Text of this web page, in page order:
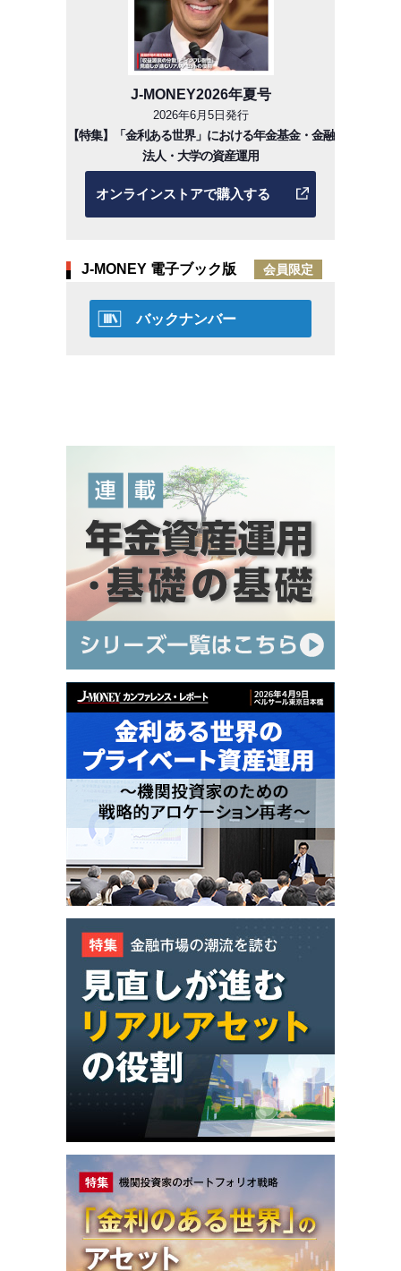
J-MONEY2026年夏号
2026年6月5日発行
【特集】「金利ある世界」における年金基金・金融
法人・大学の資産運用
オンラインストアで購入する
J-MONEY 電子ブック版 会員限定
バックナンバー